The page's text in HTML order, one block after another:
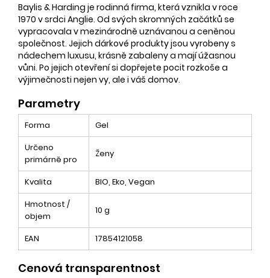
Baylis & Harding je rodinná firma, která vznikla v roce
1970 v srdci Anglie. Od svých skromných začátků se
vypracovala v mezinárodně uznávanou a ceněnou
společnost. Jejich dárkové produkty jsou vyrobeny s
nádechem luxusu, krásně zabaleny a mají úžasnou
vůni. Po jejich otevření si dopřejete pocit rozkoše a
výjimečnosti nejen vy, ale i váš domov.
Parametry
Forma
Gel
Určeno
primárně pro
Ženy
Kvalita
BIO, Eko, Vegan
Hmotnost /
objem
10 g
EAN 17854121058
Cenová transparentnost